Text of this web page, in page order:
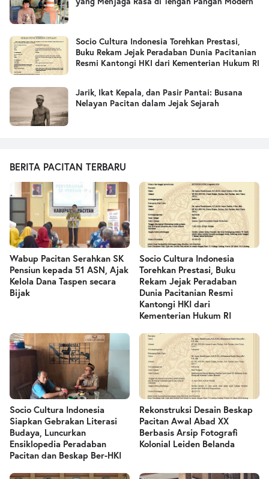
Socio Cultura Indonesia Torehkan Prestasi,
Buku Rekam Jejak Peradaban Dunia Pacitanian
Resmi Kantongi HKI dari Kementerian Hukum RI
Jarik, Ikat Kepala, dan Pasir Pantai: Busana
Nelayan Pacitan dalam Jejak Sejarah
BERITA PACITAN TERBARU
Wabup Pacitan Serahkan SK
Pensiun kepada 51 ASN, Ajak
Kelola Dana Taspen secara
Bijak
Socio Cultura Indonesia
Torehkan Prestasi, Buku
Rekam Jejak Peradaban
Dunia Pacitanian Resmi
Kantongi HKI dari
Kementerian Hukum RI
Socio Cultura Indonesia
Siapkan Gebrakan Literasi
Budaya, Luncurkan
Ensiklopedia Peradaban
Pacitan dan Beskap Ber-HKI
Rekonstruksi Desain Beskap
Pacitan Awal Abad XX
Berbasis Arsip Fotografi
Kolonial Leiden Belanda